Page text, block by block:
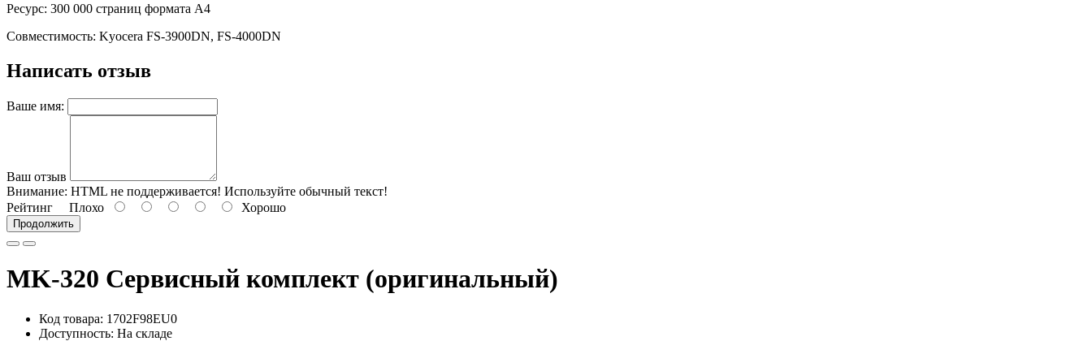
Ресурс: 300 000 страниц формата А4
Совместимость: Kyocera FS-3900DN, FS-4000DN
Написать отзыв
Ваше имя:
Ваш отзыв
Внимание: HTML не поддерживается! Используйте обычный текст!
Рейтинг Плохо Хорошо
Продолжить
MK-320 Сервисный комплект (оригинальный)
Код товара: 1702F98EU0
Доступность: На складе